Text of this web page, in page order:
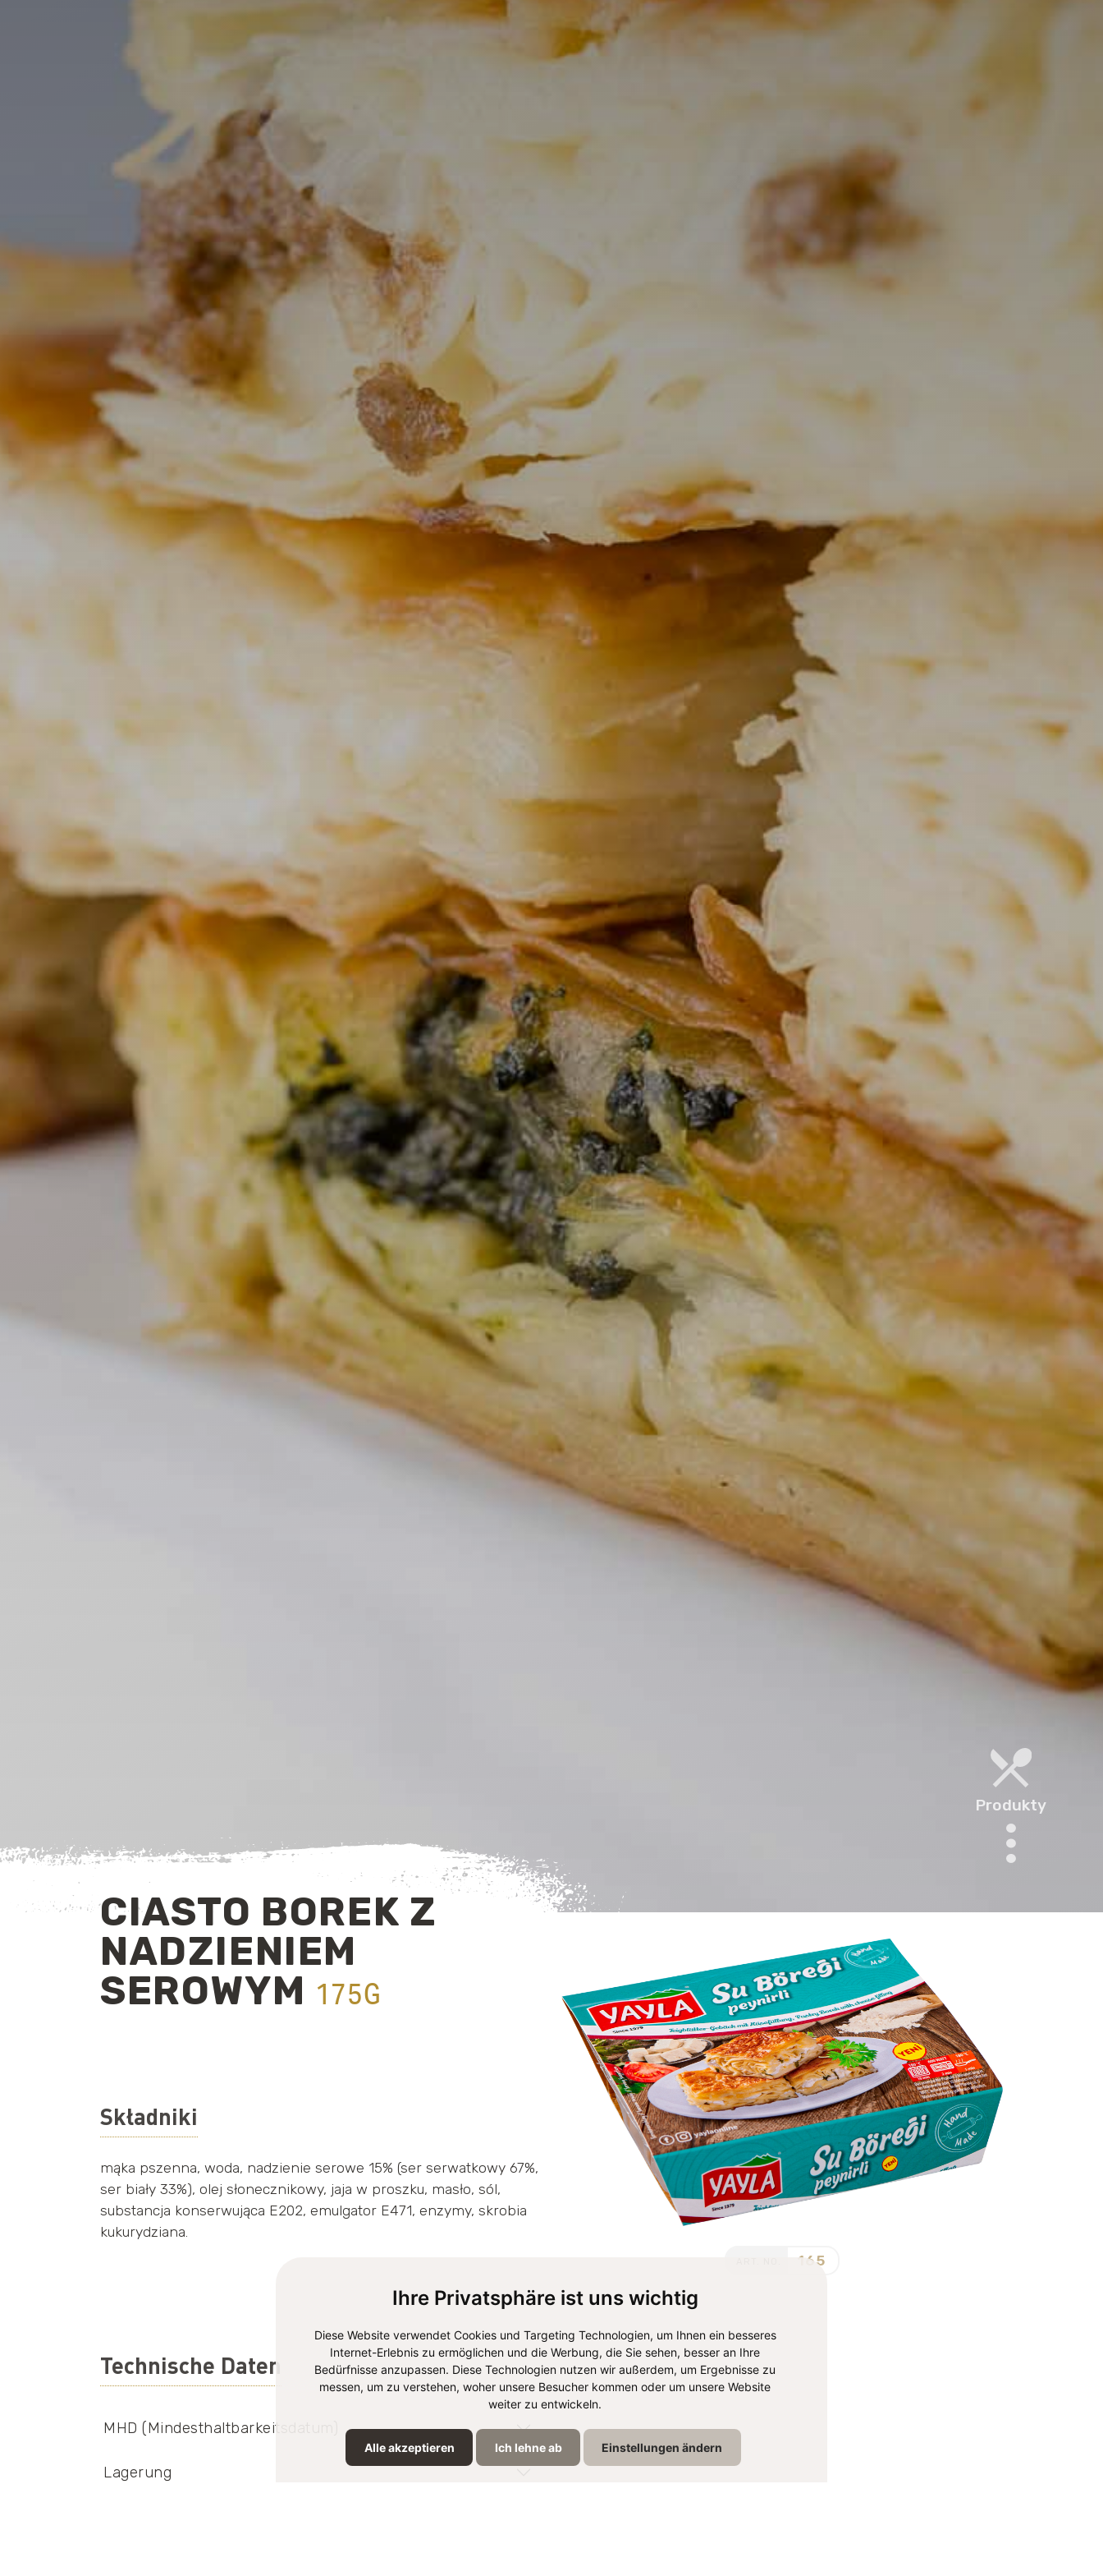
Ihre Privatsphäre ist uns wichtig
Diese Website verwendet Cookies und Targeting Technologien, um Ihnen ein besseres
Internet-Erlebnis zu ermöglichen und die Werbung, die Sie sehen, besser an Ihre
Bedürfnisse anzupassen. Diese Technologien nutzen wir außerdem, um Ergebnisse zu
messen, um zu verstehen, woher unsere Besucher kommen oder um unsere Website
weiter zu entwickeln.
Alle akzeptieren Ich lehne ab Einstellungen ändern
Produkty
CIASTO BOREK Z
NADZIENIEM
SEROWYM 175G
Składniki
mąka pszenna, woda, nadzienie serowe 15% (ser serwatkowy 67%,
ser biały 33%), olej słonecznikowy, jaja w proszku, masło, sól,
substancja konserwująca E202, emulgator E471, enzymy, skrobia
kukurydziana.
Technische Daten
MHD (Mindesthaltbarkeitsdatum)
Lagerung
165